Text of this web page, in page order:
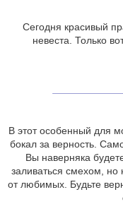
Сегодня красивый
невеста. Только
В этот особенный для
бокал за верность.
Вы наверняка
заливаться смехом, но
от любимых. Будьте